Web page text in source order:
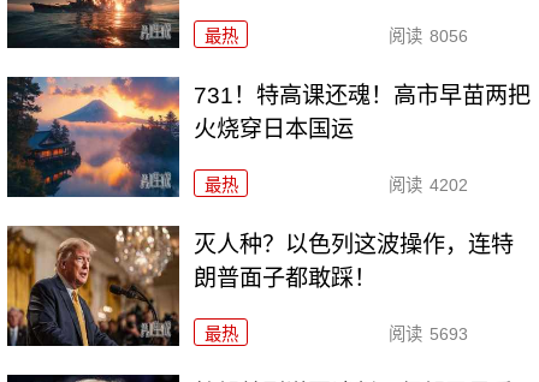
最热 阅读 8056
731！特高课还魂！高市早苗两把
火烧穿日本国运
最热 阅读 4202
灭人种？以色列这波操作，连特
朗普面子都敢踩！
最热 阅读 5693